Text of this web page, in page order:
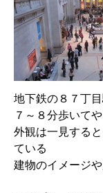
地下鉄の８７丁
７～８分歩いて
外観は一見する
ている
建物のイメージ